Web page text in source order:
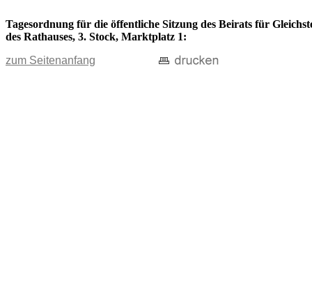
Tagesordnung für die öffentliche Sitzung des Beirats für
des Rathauses, 3. Stock, Marktplatz 1:
zum Seitenanfang